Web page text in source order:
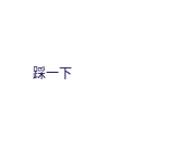
踩一下